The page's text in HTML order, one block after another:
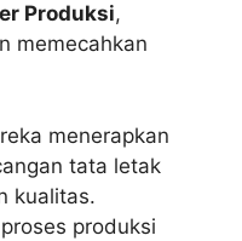
Produksi,
memecahkan
menerapkan
tata letak
kualitas.
produksi